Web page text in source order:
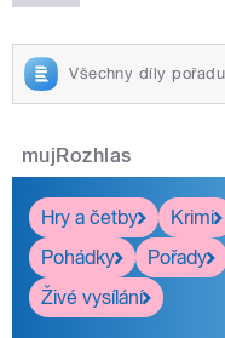
Všechny díly
mujRozhlas
Hry a četby
Krimi
Pohádky
Pořady
Živé vysílání